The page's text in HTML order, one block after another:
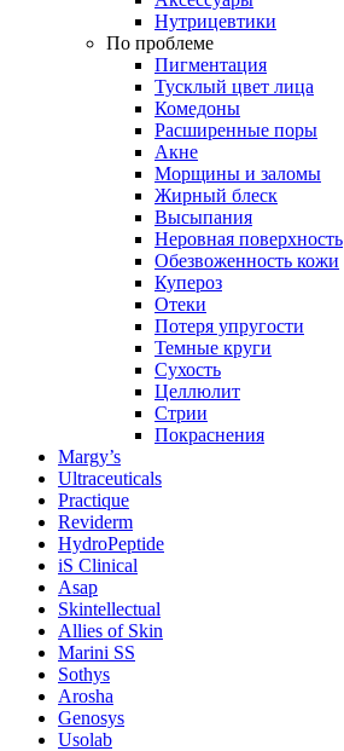
Нутрицевтики
По проблеме
Пигментация
Тусклый цвет лица
Комедоны
Расширенные поры
Акне
Морщины и заломы
Жирный блеск
Высыпания
Неровная поверхность
Обезвоженность кожи
Купероз
Отеки
Потеря упругости
Темные круги
Сухость
Целлюлит
Стрии
Покраснения
Margy’s
Ultraceuticals
Practique
Reviderm
HydroPeptide
iS Clinical
Asap
Skintellectual
Allies of Skin
Marini SS
Sothys
Arosha
Genosys
Usolab